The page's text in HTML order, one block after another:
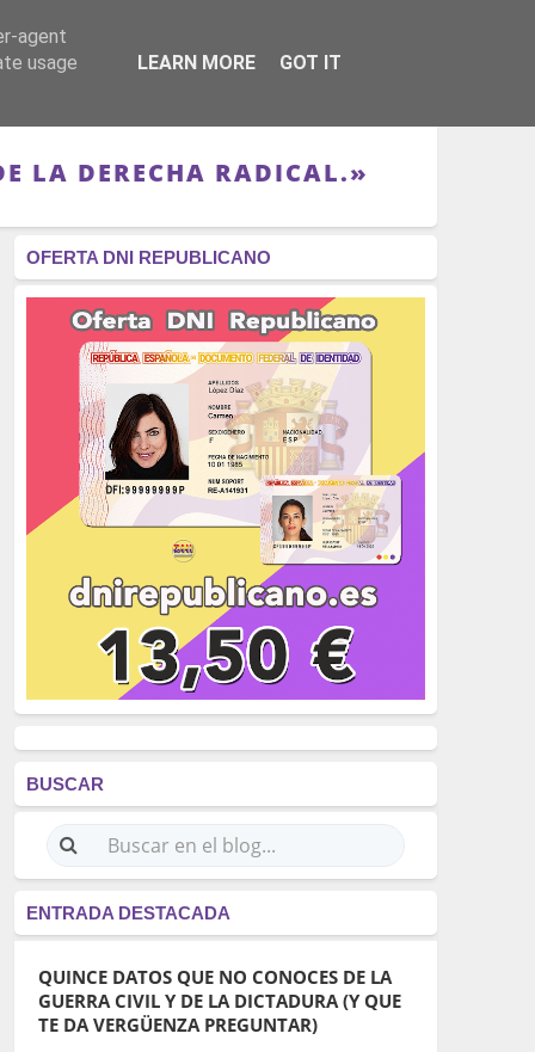
RÉGIMEN - MONARQUÍA
LA DERECHA RADICAL.»
OFERTA DNI REPUBLICANO
BUSCAR
ENTRADA DESTACADA
QUINCE DATOS QUE NO CONOCES DE LA
GUERRA CIVIL Y DE LA DICTADURA (Y QUE
TE DA VERGÜENZA PREGUNTAR)
agent
usage
LEARN MORE GOT IT